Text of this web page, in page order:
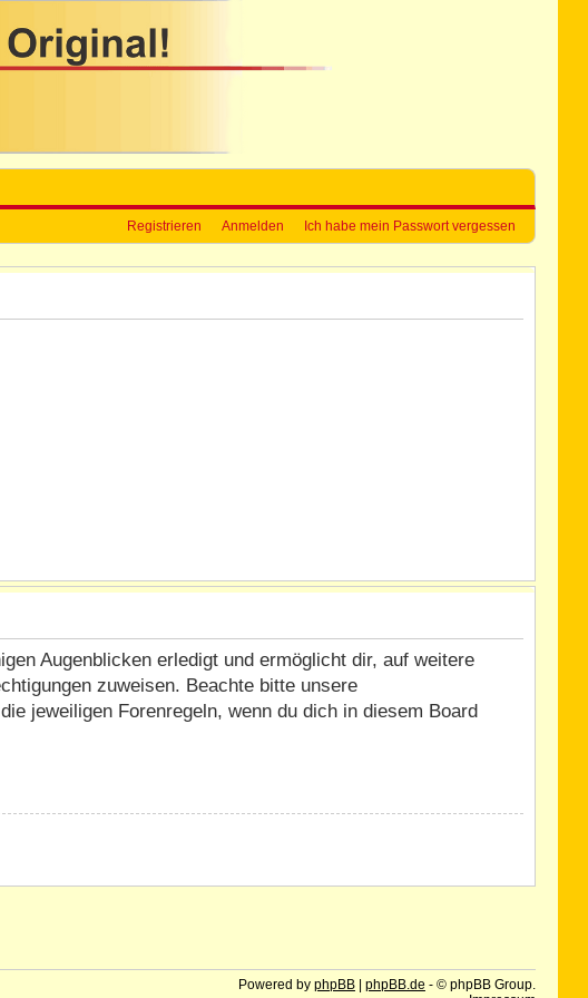
Registrieren Anmelden Ich habe mein Passwort vergessen
Augenblicken erledigt und ermöglicht dir, auf weitere
zuweisen. Beachte bitte unsere
jeweiligen Forenregeln, wenn du dich in diesem Board
Powered by phpBB| phpBB.de - © phpBB Group.